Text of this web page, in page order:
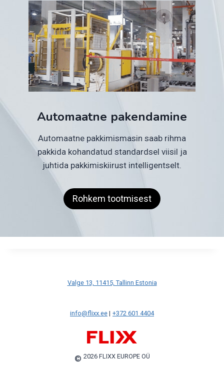
Automaatne pakendamine
Automaatne pakkimismasin saab rihma
pakkida kohandatud standardsel viisil ja
juhtida pakkimiskiirust intelligentselt.
Rohkem tootmisest
Valge 13, 11415, Tallinn Estonia
info@flixx.ee | +372 601 4404
© 2026 FLIXX EUROPE OÜ